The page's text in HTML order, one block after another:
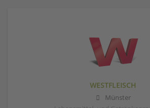
WESTFLEISCH
Münster